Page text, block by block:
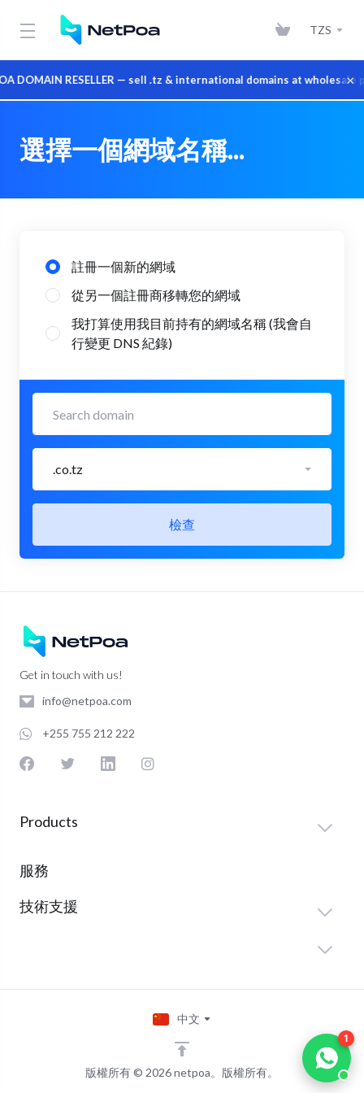
DOMAIN RESELLER — sell .tz & international domains at wholesale×
TZS
選擇一個網域名稱...
註冊一個新的網域
從另一個註冊商移轉您的網域
我打算使用我目前持有的網域名稱 (我會自
行變更 DNS 紀錄)
.co.tz
檢查
Get in touch with us!
info@netpoa.com
+255 755 212 222
Products
服務
技術支援
版權所有 © 2026 netpoa。版權所有。
中文
1